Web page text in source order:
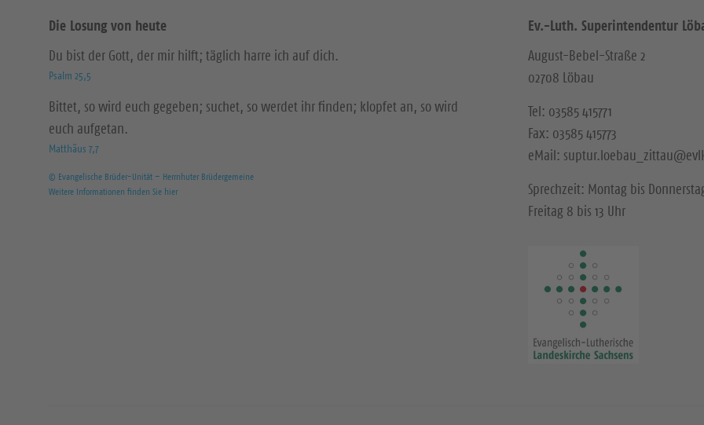
Die Losung von heute
Du bist der Gott, der mir hilft; täglich harre ich auf dich.
Psalm 25,5
Bittet, so wird euch gegeben; suchet, so werdet ihr finden; klopfet an, so wird
euch aufgetan.
Matthäus 7,7
© Evangelische Brüder-Unität – Herrnhuter Brüdergemeine
Weitere Informationen finden Sie hier
Ev.-Luth. Superintendentur
August-Bebel-Straße 2
02708 Löbau
Tel: 03585 415771
Fax: 03585 415773
eMail:
Sprechzeit: Montag bis
Freitag 8 bis 13 Uhr